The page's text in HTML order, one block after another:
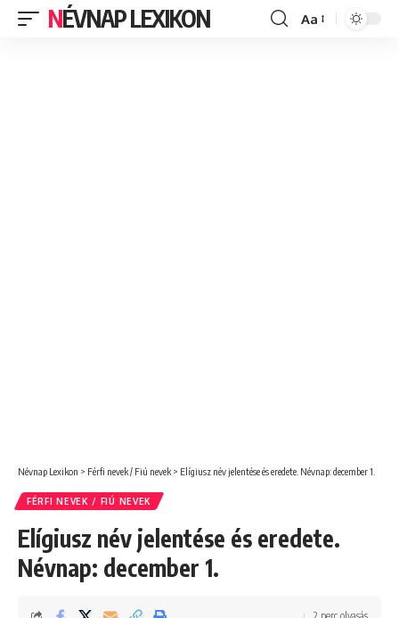
NÉVNAP LEXIKON
Font
Aa
Névnap Lexikon > Férfi nevek / Fiú nevek > Elígiusz név jelentése és eredete. Névnap: december 1.
FÉRFI NEVEK / FIÚ NEVEK
Elígiusz név jelentése és eredete.
Névnap: december 1.